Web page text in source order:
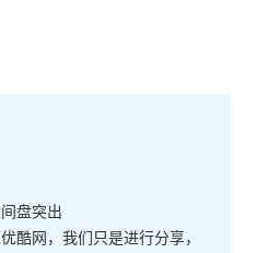
盘突出
酷网，我们只是进行分享，